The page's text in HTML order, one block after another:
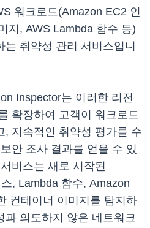
워크로드(Amazon EC2 인
지, AWS Lambda 함수 등)
취약성 관리 서비스입니
Inspector는 이러한 리전
확장하여 고객이 워크로드
, 지속적인 취약성 평가를 수
안 조사 결과를 얻을 수 있
비스는 새로 시작된
, Lambda 함수, Amazon
컨테이너 이미지를 탐지하
과 의도하지 않은 네트워크